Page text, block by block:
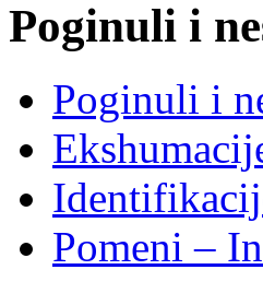
Poginuli i
Poginuli i
Pomeni –